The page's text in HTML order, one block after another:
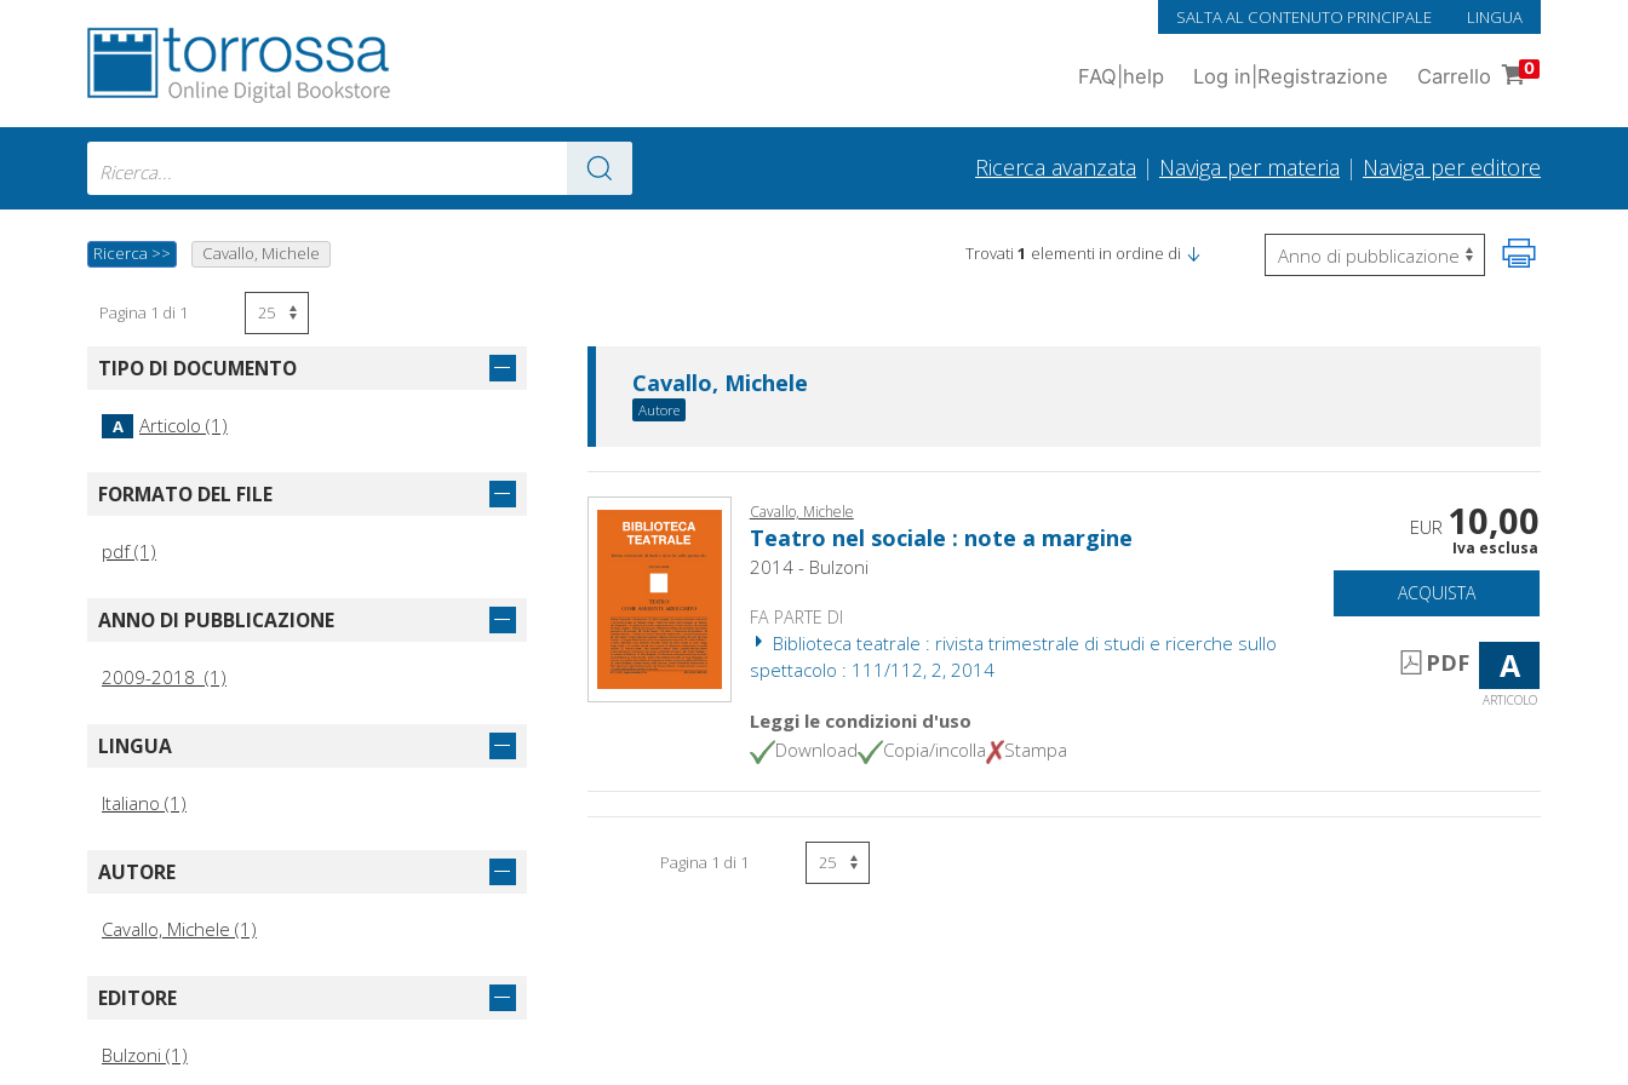
SALTA AL CONTENUTO PRINCIPALE LINGUA
FAQ help Log in Registrazione Carrello 0
Ricerca avanzata | Naviga per materia | Naviga per editore
Ricerca >> Cavallo, Michele Trovati 1 elementi in ordine di
Pagina 1 di 1
TIPO DI DOCUMENTO
A Articolo (1)
FORMATO DEL FILE
pdf (1)
ANNO DI PUBBLICAZIONE
2009-2018 (1)
LINGUA
Italiano (1)
AUTORE
Cavallo, Michele (1)
EDITORE
Bulzoni (1)
Cavallo, Michele
Autore
Cavallo, Michele
Teatro nel sociale : note a margine
2014 - Bulzoni
FA PARTE DI
Biblioteca teatrale : rivista trimestrale di studi e ricerche sullo
spettacolo : 111/112, 2, 2014
Leggi le condizioni d'uso
Download
Copia/incolla Stampa
EUR 10,00
Iva esclusa
ACQUISTA
PDF A
ARTICOLO
Pagina 1 di 1